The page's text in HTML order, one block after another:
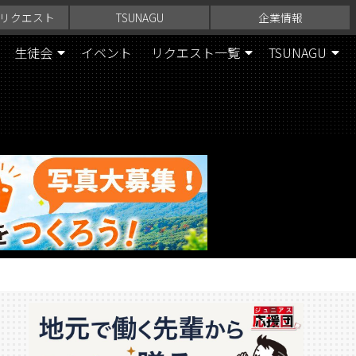
クエスト TSUNAGU 企業情報
生徒会 イベント リクエスト一覧 TSUNAGU